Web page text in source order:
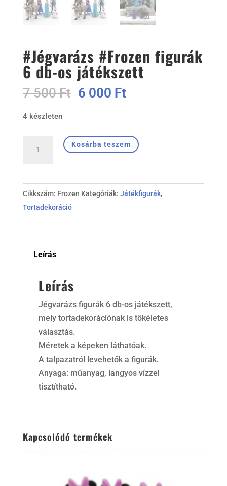
#Jégvarázs #Frozen figurák
6 db-os játékszett
7 500Ft Original
7
500 Ft.
6 000 FtCurrent
6
000 Ft.
4 készleten
#Jégvarázs
6
db-
os
Kosárba teszem
Cikkszám: Frozen Kategóriák: Játékfigurák,
Tortadekoráció
Leírás
Leírás
Jégvarázs figurák 6 db-os játékszett,
mely tortadekorációnak is tökéletes
választás.
Méretek a képeken láthatóak.
A talpazatról levehetők a figurák.
Anyaga: műanyag, langyos vízzel
tisztítható.
Kapcsolódó termékek